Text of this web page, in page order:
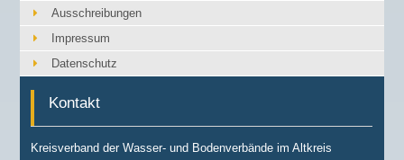
Ausschreibungen
Impressum
Datenschutz
Kontakt
Kreisverband der Wasser- und Bodenverbände im Altkreis